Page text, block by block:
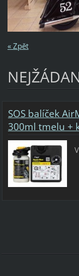
« Zpět
SOS balíček
300ml tmelu +